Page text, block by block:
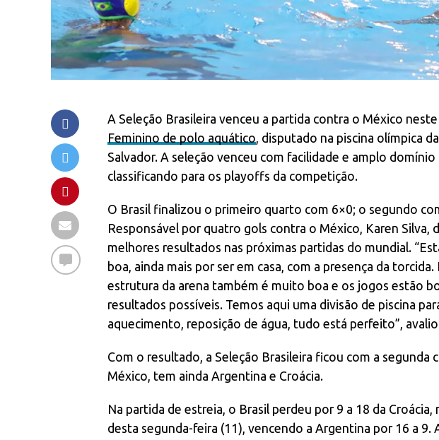
A Seleção Brasileira venceu a partida contra o México
Feminino de polo aquático, disputado na piscina olímpica
Salvador. A seleção venceu com facilidade e amplo domínio
classificando para os playoffs da competição.
O Brasil finalizou o primeiro quarto com 6×0; o segundo
Responsável por quatro gols contra o México, Karen Silva,
melhores resultados nas próximas partidas do mundial.
boa, ainda mais por ser em casa, com a presença da
estrutura da arena também é muito boa e os jogos estão
resultados possíveis. Temos aqui uma divisão de piscina
aquecimento, reposição de água, tudo está perfeito”,
Com o resultado, a Seleção Brasileira ficou com a segunda
México, tem ainda Argentina e Croácia.
Na partida de estreia, o Brasil perdeu por 9 a 18 da
desta segunda-feira (11), vencendo a Argentina por 16 a 9.